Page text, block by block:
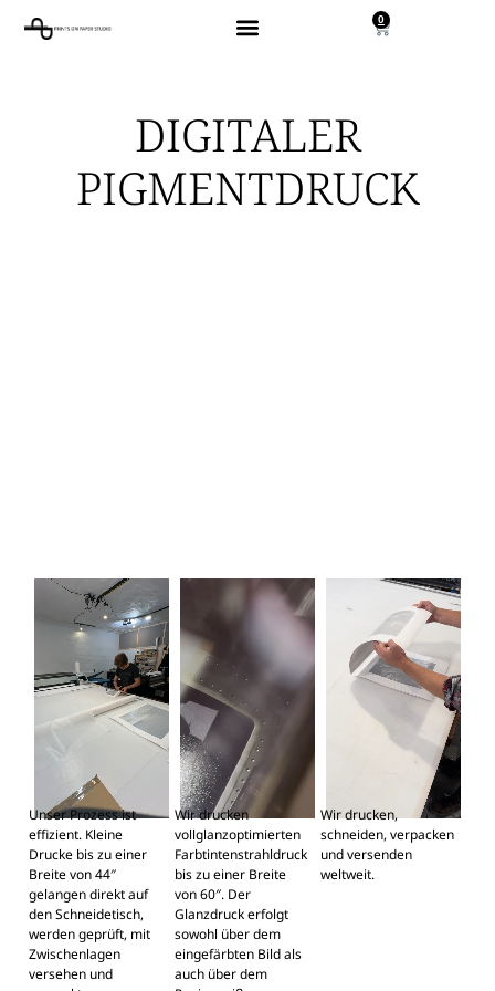
0
DIGITALER
PIGMENTDRUCK
Unser Prozess ist
effizient. Kleine
Drucke bis zu einer
Breite von 44″
gelangen direkt auf
den Schneidetisch,
werden geprüft, mit
Zwischenlagen
versehen und
Wir drucken
vollglanzoptimierten
Farbtintenstrahldruck
bis zu einer Breite
von 60″. Der
Glanzdruck erfolgt
sowohl über dem
eingefärbten Bild als
auch über dem
Wir drucken,
schneiden, verpacken
und versenden
weltweit.